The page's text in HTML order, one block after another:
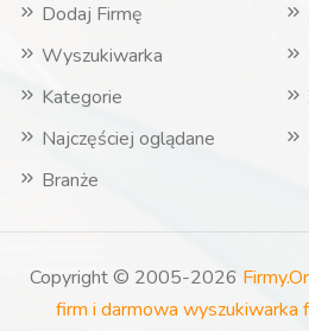
Dodaj Firmę
Wyszukiwarka
Kategorie
Najczęściej oglądane
Branże
Copyright © 2005-2026
firm i darmowa wyszukiwarka